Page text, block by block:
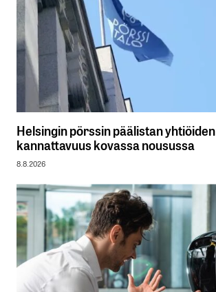
Helsingin pörssin päälistan yhtiöiden
kannattavuus kovassa nousussa
8.8.2026